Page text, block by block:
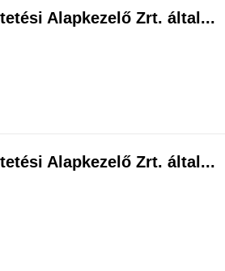
Alapkezelő Zrt. által...
Alapkezelő Zrt. által...